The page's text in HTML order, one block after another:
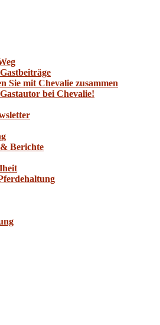
Sie mit Chevalie zusammen
bei Chevalie!
Berichte